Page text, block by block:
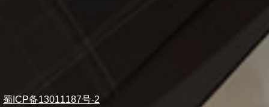
蜀ICP备13011187号-2